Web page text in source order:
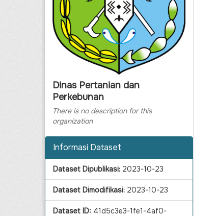
Dinas Pertanian dan
Perkebunan
There is no description for this
organization
Informasi Dataset
Dataset Dipublikasi: 2023-10-23
Dataset Dimodifikasi: 2023-10-23
Dataset ID: 41d5c3e3-1fe1-4af0-